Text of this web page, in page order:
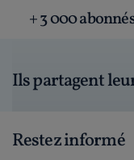
+ 3 000
Ils partagent
Restez informé